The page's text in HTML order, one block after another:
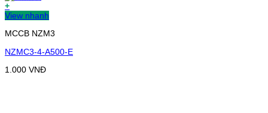
+
View nhanh
MCCB NZM3
NZMC3-4-A500-E
1.000 VNĐ